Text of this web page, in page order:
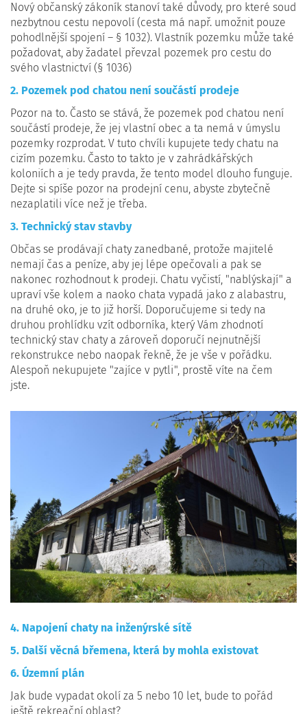
Nový občanský zákoník stanoví také důvody, pro které soud
nezbytnou cestu nepovolí (cesta má např. umožnit pouze
pohodlnější spojení – § 1032). Vlastník pozemku může také
požadovat, aby žadatel převzal pozemek pro cestu do
svého vlastnictví (§ 1036)
2. Pozemek pod chatou není součástí prodeje
Pozor na to. Často se stává, že pozemek pod chatou není
součástí prodeje, že jej vlastní obec a ta nemá v úmyslu
pozemky rozprodat. V tuto chvíli kupujete tedy chatu na
cizím pozemku. Často to takto je v zahrádkářských
koloniích a je tedy pravda, že tento model dlouho funguje.
Dejte si spíše pozor na prodejní cenu, abyste zbytečně
nezaplatili více než je třeba.
3. Technický stav stavby
Občas se prodávají chaty zanedbané, protože majitelé
nemají čas a peníze, aby jej lépe opečovali a pak se
nakonec rozhodnout k prodeji. Chatu vyčistí, "nablýskají" a
upraví vše kolem a naoko chata vypadá jako z alabastru,
na druhé oko, je to již horší. Doporučujeme si tedy na
druhou prohlídku vzít odborníka, který Vám zhodnotí
technický stav chaty a zároveň doporučí nejnutnější
rekonstrukce nebo naopak řekně, že je vše v pořádku.
Alespoň nekupujete "zajíce v pytli", prostě víte na čem
jste.
4. Napojení chaty na inženýrské sítě
5. Další věcná břemena, která by mohla existovat
6. Územní plán
Jak bude vypadat okolí za 5 nebo 10 let, bude to pořád
ještě rekreační oblast?